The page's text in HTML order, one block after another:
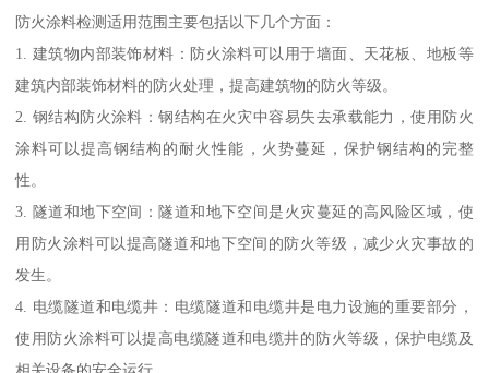
防火涂料检测适用范围主要包括以下几个方面：
1. 建筑物内部装饰材料：防火涂料可以用于墙面、天花板、地板等
建筑内部装饰材料的防火处理，提高建筑物的防火等级。
2. 钢结构防火涂料：钢结构在火灾中容易失去承载能力，使用防火
涂料可以提高钢结构的耐火性能，火势蔓延，保护钢结构的完整
性。
3. 隧道和地下空间：隧道和地下空间是火灾蔓延的高风险区域，使
用防火涂料可以提高隧道和地下空间的防火等级，减少火灾事故的
发生。
4. 电缆隧道和电缆井：电缆隧道和电缆井是电力设施的重要部分，
使用防火涂料可以提高电缆隧道和电缆井的防火等级，保护电缆及